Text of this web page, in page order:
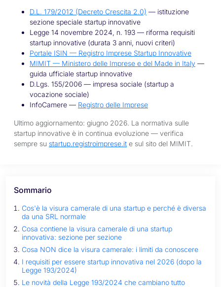
D.L. 179/2012 (Decreto Crescita 2.0) — istituzione
sezione speciale startup innovative
Legge 14 novembre 2024, n. 193 — riforma requisiti
startup innovative (durata 3 anni, nuovi criteri)
Portale ISIN — Registro Imprese Startup Innovative
MIMIT — Ministero delle Imprese e del Made in Italy —
guida ufficiale startup innovative
D.Lgs. 155/2006 — impresa sociale (startup a
vocazione sociale)
InfoCamere — Registro delle Imprese
Ultimo aggiornamento: giugno 2026. La normativa sulle
startup innovative è in continua evoluzione — verifica
sempre su startup.registroimprese.it e sul sito del MIMIT.
Sommario
Cos'è la visura camerale di una startup e perché è diversa
da una SRL normale
Cosa contiene la visura camerale di una startup
innovativa: sezione per sezione
Cosa NON dice la visura camerale: i limiti da conoscere
I requisiti per essere startup innovativa nel 2026 (dopo la
Legge 193/2024)
Le novità della Legge 193/2024 che cambiano tutto